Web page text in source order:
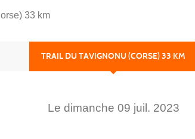
33 km
TRAIL DU TAVIGNONU (CORSE) 33 KM
Le dimanche 09 juil. 2023